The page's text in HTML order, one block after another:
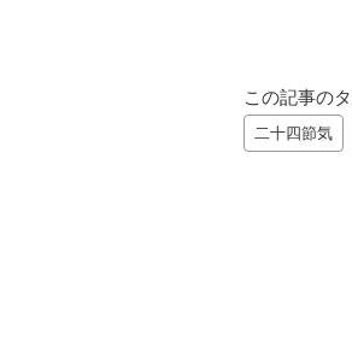
この記事の
二十四節気